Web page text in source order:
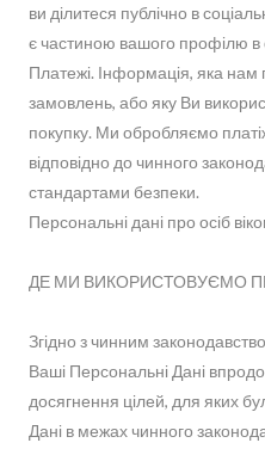
ви ділитеся публічно в
є частиною вашого профілю в
Платежі. Інформація, яка нам
замовлень, або яку Ви
покупку. Ми обробляємо
відповідно до чинного
стандартами безпеки.
Персональні дані про осіб
ДЕ МИ ВИКОРИСТОВУЄМО
Згідно з чинним
Ваші Персональні Дані
досягнення цілей, для яких
Дані в межах чинного